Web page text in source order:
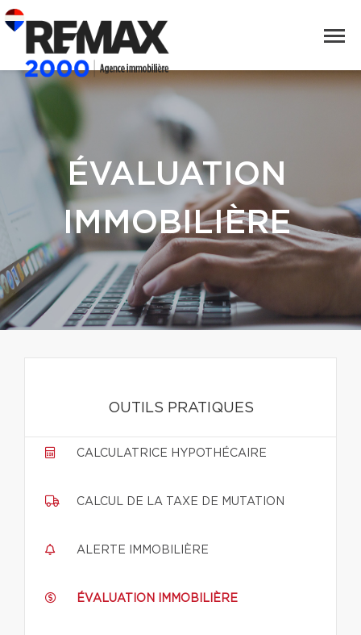
ÉVALUATION
IMMOBILIÈRE
OUTILS PRATIQUES
CALCULATRICE HYPOTHÉCAIRE
CALCUL DE LA TAXE DE MUTATION
ALERTE IMMOBILIÈRE
ÉVALUATION IMMOBILIÈRE